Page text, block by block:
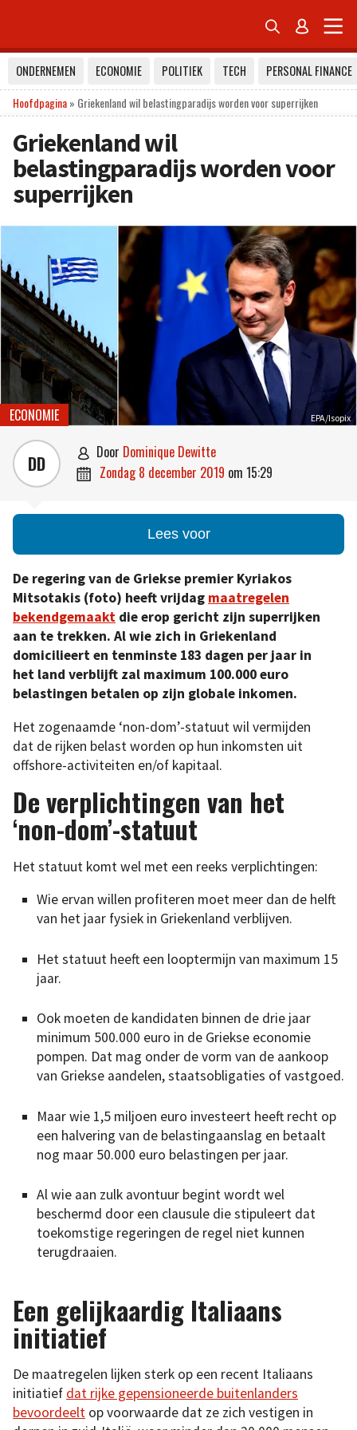
 
ONDERNEMEN ECONOMIE POLITIEK TECH
PERSONAL FINANCE
Hoofdpagina» Griekenland wil belastingparadijs worden voor superrijken
Griekenland wil
belastingparadijs worden voor
superrijken
EPA/Isopix
ECONOMIE
DD  door Dominique Dewitte
 zondag 8 december 2019 om 15:29
Lees voor
De regering van de Griekse premier Kyriakos
Mitsotakis (foto) heeft vrijdag maatregelen
bekendgemaakt die erop gericht zijn superrijken
aan te trekken. Al wie zich in Griekenland
domicilieert en tenminste 183 dagen per jaar in
het land verblijft zal maximum 100.000 euro
belastingen betalen op zijn globale inkomen.
Het zogenaamde ‘non-dom’-statuut wil vermijden
dat de rijken belast worden op hun inkomsten uit
offshore-activiteiten en/of kapitaal.
De verplichtingen van het
‘non-dom’-statuut
Het statuut komt wel met een reeks verplichtingen:
Wie ervan willen profiteren moet meer dan de helft
van het jaar fysiek in Griekenland verblijven.
Het statuut heeft een looptermijn van maximum 15
jaar.
Ook moeten de kandidaten binnen de drie jaar
minimum 500.000 euro in de Griekse economie
pompen. Dat mag onder de vorm van de aankoop
van Griekse aandelen, staatsobligaties of vastgoed.
Maar wie 1,5 miljoen euro investeert heeft recht op
een halvering van de belastingaanslag en betaalt
nog maar 50.000 euro belastingen per jaar.
Al wie aan zulk avontuur begint wordt wel
beschermd door een clausule die stipuleert dat
toekomstige regeringen de regel niet kunnen
terugdraaien.
Een gelijkaardig Italiaans
initiatief
De maatregelen lijken sterk op een recent Italiaans
initiatief dat rijke gepensioneerde buitenlanders
bevoordeelt op voorwaarde dat ze zich vestigen in